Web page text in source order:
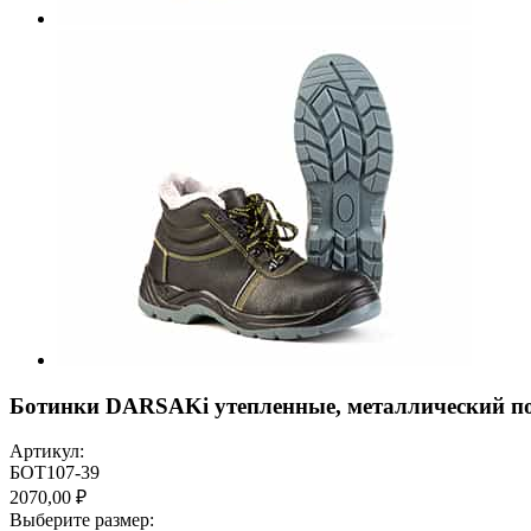
Ботинки DARSAKi утепленные, металлический
Артикул:
БОТ107-39
2070,00 ₽
Выберите размер: